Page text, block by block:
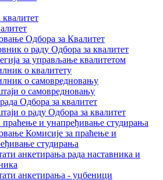
квалитет
Одбора за Квалитет
о раду Одбора за квалитет
за управљање квалитетом
о квалитету
о самовредновању
о самовредновању
Одбора за квалитет
о раду Одбора за квалитет
праћење и унапређивање студирања
Комисије за праћење и
студирања
анкетирања рада наставника и
анкетирања - уџбеници